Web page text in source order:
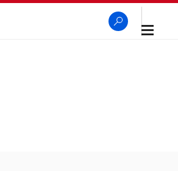
Avaa